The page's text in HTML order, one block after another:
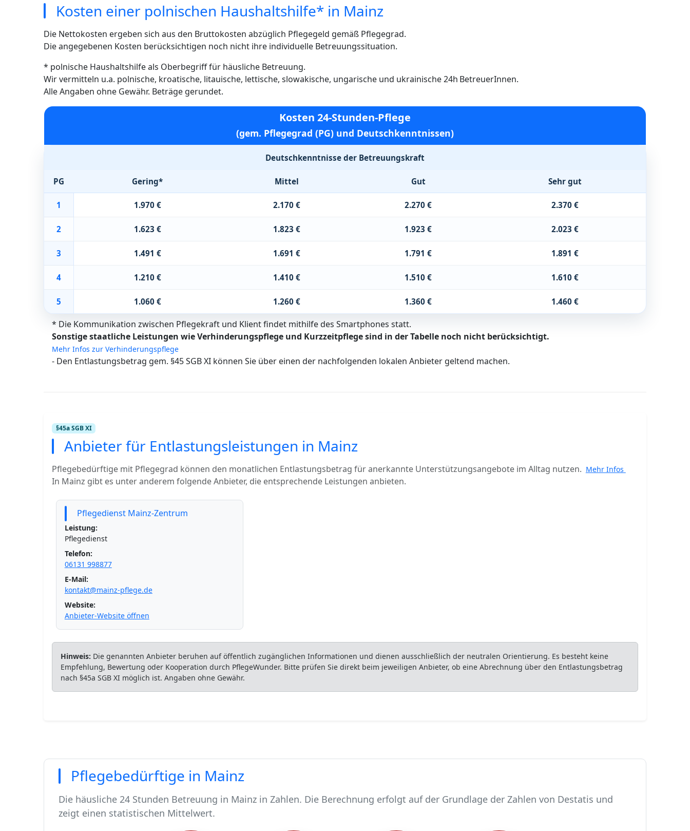
Kosten einer polnischen Haushaltshilfe* in Mainz
Die Nettokosten ergeben sich aus den Bruttokosten abzüglich Pflegegeld gemäß Pflegegrad.
Die angegebenen Kosten berücksichtigen noch nicht ihre individuelle Betreuungssituation.
* polnische Haushaltshilfe als Oberbegriff für häusliche Betreuung.
Wir vermitteln u.a. polnische, kroatische, litauische, lettische, slowakische, ungarische und ukrainische 24h BetreuerInnen.
Alle Angaben ohne Gewähr. Beträge gerundet.
Kosten 24-Stunden-Pflege
(gem. Pflegegrad (PG) und Deutschkenntnissen)
Deutschkenntnisse der Betreuungskraft
PG Gering* Mittel Gut Sehr gut
1 1.970 € 2.170 € 2.270 € 2.370 €
2 1.623 € 1.823 € 1.923 € 2.023 €
3 1.491 € 1.691 € 1.791 € 1.891 €
4 1.210 € 1.410 € 1.510 € 1.610 €
5 1.060 € 1.260 € 1.360 € 1.460 €
* Die Kommunikation zwischen Pflegekraft und Klient findet mithilfe des Smartphones statt.
Sonstige staatliche Leistungen wie Verhinderungspflege und Kurzzeitpflege sind in der Tabelle noch nicht berücksichtigt.
Mehr Infos zur Verhinderungspflege
- Den Entlastungsbetrag gem. §45 SGB XI können Sie über einen der nachfolgenden lokalen Anbieter geltend machen.
§45a SGB XI
Anbieter für Entlastungsleistungen in Mainz
Pflegebedürftige mit Pflegegrad können den monatlichen Entlastungsbetrag für anerkannte Unterstützungsangebote im Alltag nutzen. Mehr Infos
In Mainz gibt es unter anderem folgende Anbieter, die entsprechende Leistungen anbieten.
Pflegedienst Mainz-Zentrum
Leistung:
Pflegedienst
Telefon:
06131 998877
E-Mail:
kontakt@mainz-pflege.de
Website:
Anbieter-Website öffnen
Hinweis: Die genannten Anbieter beruhen auf öffentlich zugänglichen Informationen und dienen ausschließlich der neutralen Orientierung. Es besteht keine
Empfehlung, Bewertung oder Kooperation durch PflegeWunder. Bitte prüfen Sie direkt beim jeweiligen Anbieter, ob eine Abrechnung über den Entlastungsbetrag
nach §45a SGB XI möglich ist. Angaben ohne Gewähr.
Pflegebedürftige in Mainz
Die häusliche 24 Stunden Betreuung in Mainz in Zahlen. Die Berechnung erfolgt auf der Grundlage der Zahlen von Destatis und
zeigt einen statistischen Mittelwert.